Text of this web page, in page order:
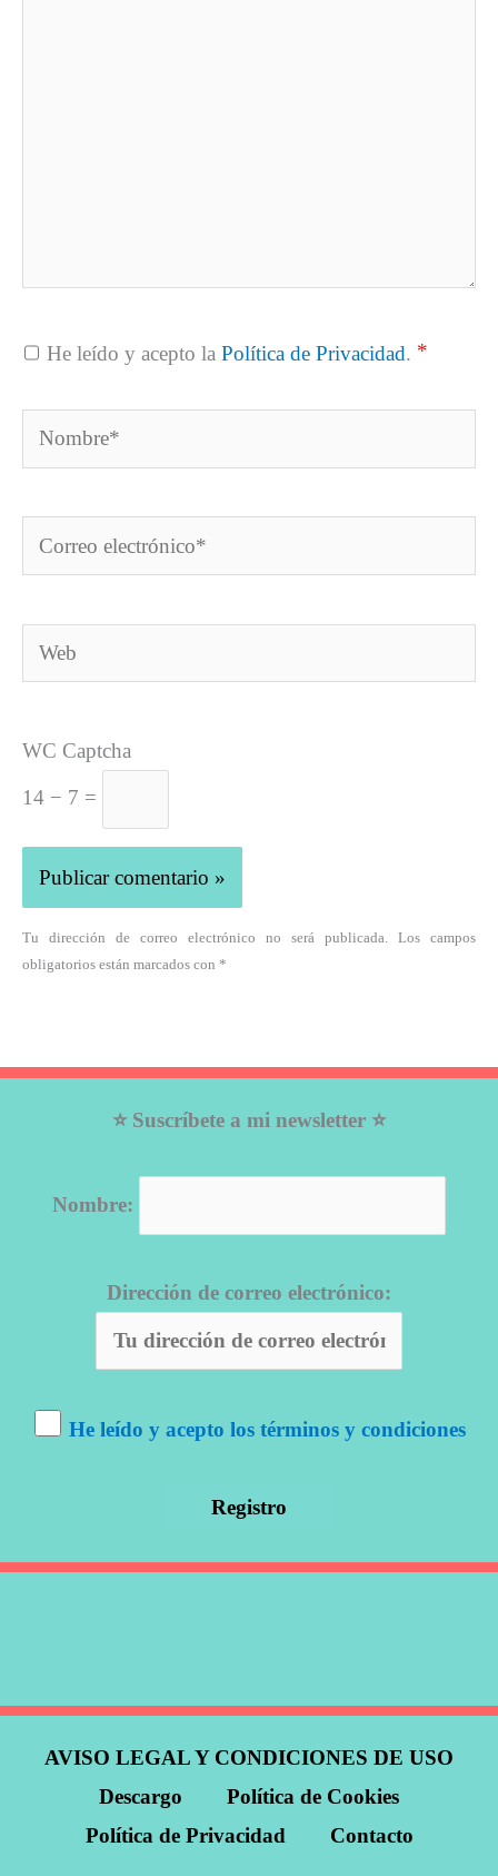
He leído y acepto la Política de Privacidad. *
Nombre*
Correo
electrónico*
Web
WC Captcha
14 − 7 =
Tu dirección de correo electrónico no será publicada. Los campos
obligatorios están marcados con *
⭐ Suscríbete a mi newsletter ⭐
Nombre:
Dirección de correo electrónico:
He leído y acepto los términos y condiciones
AVISO LEGAL Y CONDICIONES DE USO
Descargo
Política de Cookies
Política de Privacidad
Contacto